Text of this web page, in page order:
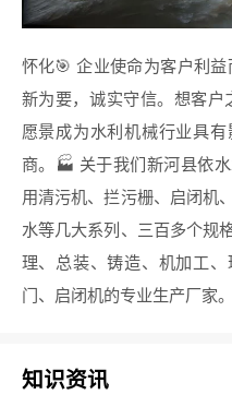
怀化🎯 企业使命为客户利
新为要，诚实守信。想客
愿景成为水利机械行业具
商。🏭 关于我们新河县依
用清污机、拦污栅、启闭机
水等几大系列、三百多个规
理、总装、铸造、机加工
门、启闭机的专业生产厂家
知识资讯